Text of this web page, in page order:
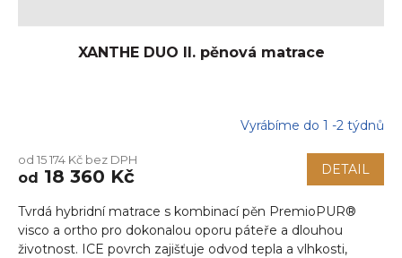
XANTHE DUO II. pěnová matrace
produktu
je
z
5
hvězdiček.
Vyrábíme do 1 -2 týdnů
od 15 174 Kč bez DPH
od 18 360 Kč DETAIL
Tvrdá hybridní matrace s kombinací pěn PremioPUR®
visco a ortho pro dokonalou oporu páteře a dlouhou
životnost. ICE povrch zajišťuje odvod tepla a vlhkosti,